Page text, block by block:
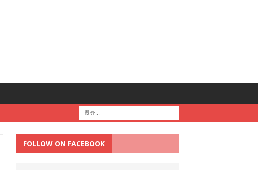
FOLLOW ON FACEBOOK